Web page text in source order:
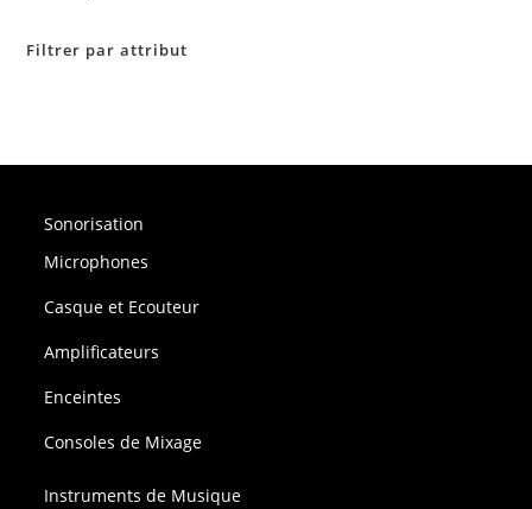
Filtrer par attribut
Sonorisation
Microphones
Casque et Ecouteur
Amplificateurs
Enceintes
Consoles de Mixage
Instruments de Musique